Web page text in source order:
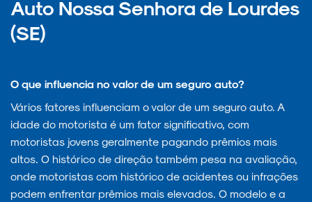
Auto Nossa Senhora de Lourdes
(SE)
O que influencia no valor de um seguro auto?
Vários fatores influenciam o valor de um seguro auto. A
idade do motorista é um fator significativo, com
motoristas jovens geralmente pagando prêmios mais
altos. O histórico de direção também pesa na avaliação,
onde motoristas com histórico de acidentes ou infrações
podem enfrentar prêmios mais elevados. O modelo e a